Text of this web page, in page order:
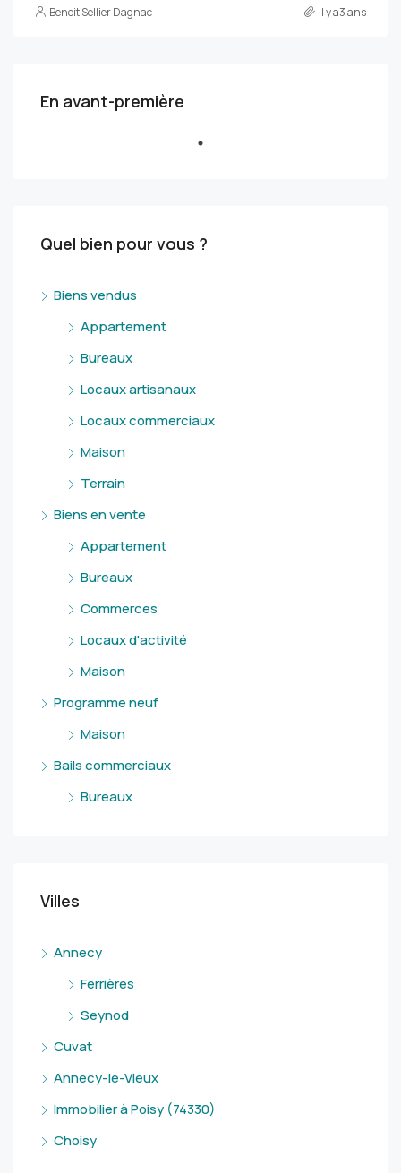
Benoit Sellier Dagnac il y a3 ans
En avant-première
Quel bien pour vous ?
Biens vendus
Appartement
Bureaux
Locaux artisanaux
Locaux commerciaux
Maison
Terrain
Biens en vente
Appartement
Bureaux
Commerces
Locaux d'activité
Maison
Programme neuf
Maison
Bails commerciaux
Bureaux
Villes
Annecy
Ferrières
Seynod
Cuvat
Annecy-le-Vieux
Immobilier à Poisy (74330)
Choisy